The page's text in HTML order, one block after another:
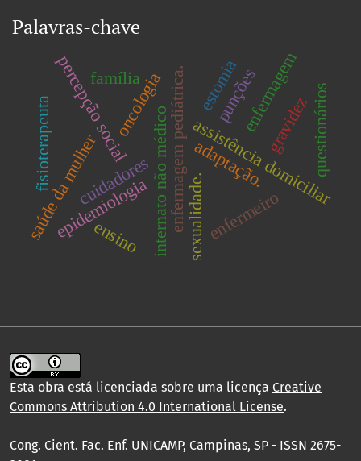
Palavras-chave
assistência domiciliar
cuidadores enfermagem pediátrica.
oncologia
adaptação.
família enfermagem
internato não médico
percepção social
saúde da mulher
gravidez
sexualidade.enfermeiro
punções questionários
epidemiologia
estomia
fisioterapeuta
ensino
Esta obra está licenciada sobre uma licença Creative
Commons Attribution 4.0 International License.
Cong. Cient. Fac. Enf. UNICAMP, Campinas, SP - ISSN 2675-